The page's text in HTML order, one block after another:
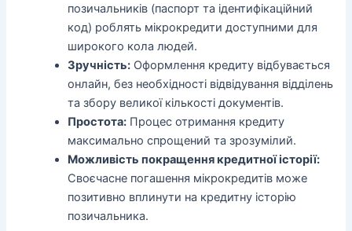
позичальників (паспорт та ідентифікаційний
код) роблять мікрокредити доступними для
широкого кола людей.
Зручність: Оформлення кредиту відбувається
онлайн, без необхідності відвідування відділень
та збору великої кількості документів.
Простота: Процес отримання кредиту
максимально спрощений та зрозумілий.
Можливість покращення кредитної історії:
Своєчасне погашення мікрокредитів може
позитивно вплинути на кредитну історію
позичальника.